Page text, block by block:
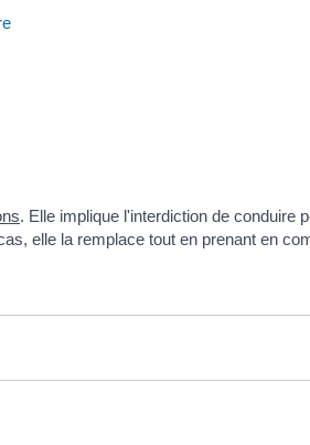
. Elle implique l'interdiction de conduire
elle la remplace tout en prenant en